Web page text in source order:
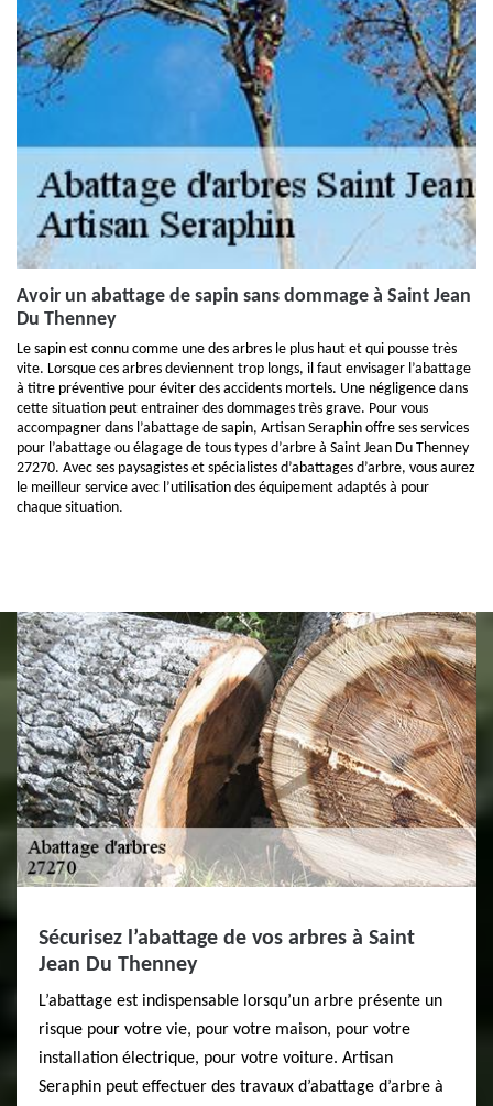
Avoir un abattage de sapin sans dommage à Saint Jean
Du Thenney
Le sapin est connu comme une des arbres le plus haut et qui pousse très
vite. Lorsque ces arbres deviennent trop longs, il faut envisager l’abattage
à titre préventive pour éviter des accidents mortels. Une négligence dans
cette situation peut entrainer des dommages très grave. Pour vous
accompagner dans l’abattage de sapin, Artisan Seraphin offre ses services
pour l’abattage ou élagage de tous types d’arbre à Saint Jean Du Thenney
27270. Avec ses paysagistes et spécialistes d’abattages d’arbre, vous aurez
le meilleur service avec l’utilisation des équipement adaptés à pour
chaque situation.
Sécurisez l’abattage de vos arbres à Saint
Jean Du Thenney
L’abattage est indispensable lorsqu’un arbre présente un
risque pour votre vie, pour votre maison, pour votre
installation électrique, pour votre voiture. Artisan
Seraphin peut effectuer des travaux d’abattage d’arbre à